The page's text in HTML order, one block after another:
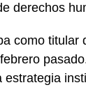
derechos
como titular